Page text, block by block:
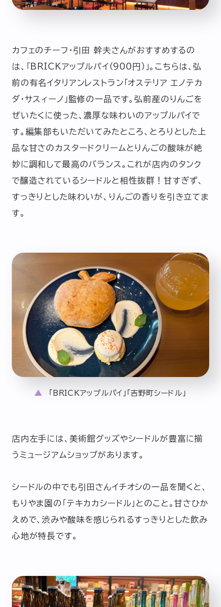
カフェのチーフ・引田 幹夫さんがおすすめするの
は、「BRICKアップルパイ（900円）」。こちらは、弘
前の有名イタリアンレストラン「オステリア エノテカ
ダ・サスィーノ」監修の一品です。弘前産のりんごを
ぜいたくに使った、濃厚な味わいのアップルパイで
す。編集部もいただいてみたところ、とろりとした上
品な甘さのカスタードクリームとりんごの酸味が絶
妙に調和して最高のバランス。これが店内のタンク
で醸造されているシードルと相性抜群！甘すぎず、
すっきりとした味わいが、りんごの香りを引き立てま
す。
「BRICKアップルパイ」「吉野町シードル」
店内左手には、美術館グッズやシードルが豊富に揃
うミュージアムショップがあります。
シードルの中でも引田さんイチオシの一品を聞くと、
もりやま園の「テキカカシードル」とのこと。甘さひか
えめで、渋みや酸味を感じられるすっきりとした飲み
心地が特長です。